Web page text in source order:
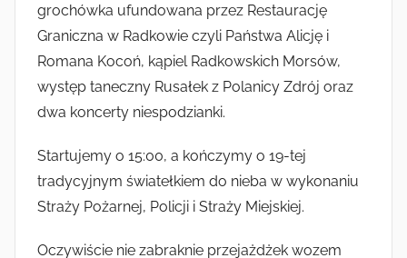
grochówka ufundowana przez Restaurację
Graniczna w Radkowie czyli Państwa Alicję i
Romana Kocoń, kąpiel Radkowskich Morsów,
występ taneczny Rusałek z Polanicy Zdrój oraz
dwa koncerty niespodzianki.
Startujemy o 15:00, a kończymy o 19-tej
tradycyjnym światełkiem do nieba w wykonaniu
Straży Pożarnej, Policji i Straży Miejskiej.
Oczywiście nie zabraknie przejażdżek wozem